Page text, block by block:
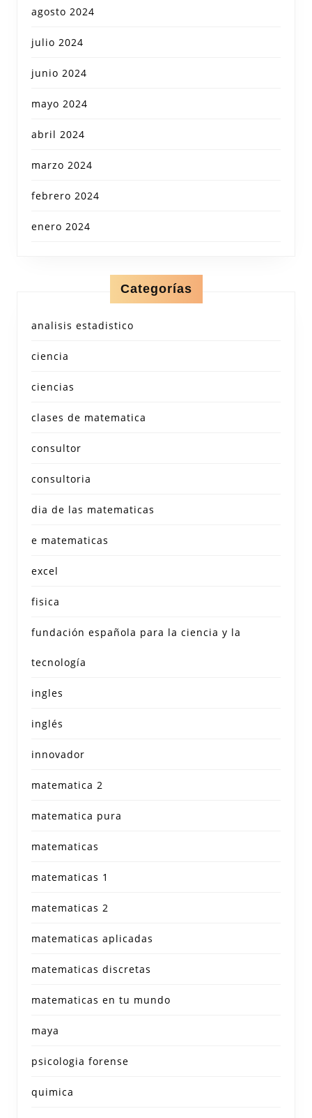
agosto 2024
julio 2024
junio 2024
mayo 2024
abril 2024
marzo 2024
febrero 2024
enero 2024
Categorías
analisis estadistico
ciencia
ciencias
clases de matematica
consultor
consultoria
dia de las matematicas
e matematicas
excel
fisica
fundación española para la ciencia y la
tecnología
ingles
inglés
innovador
matematica 2
matematica pura
matematicas
matematicas 1
matematicas 2
matematicas aplicadas
matematicas discretas
matematicas en tu mundo
maya
psicologia forense
quimica